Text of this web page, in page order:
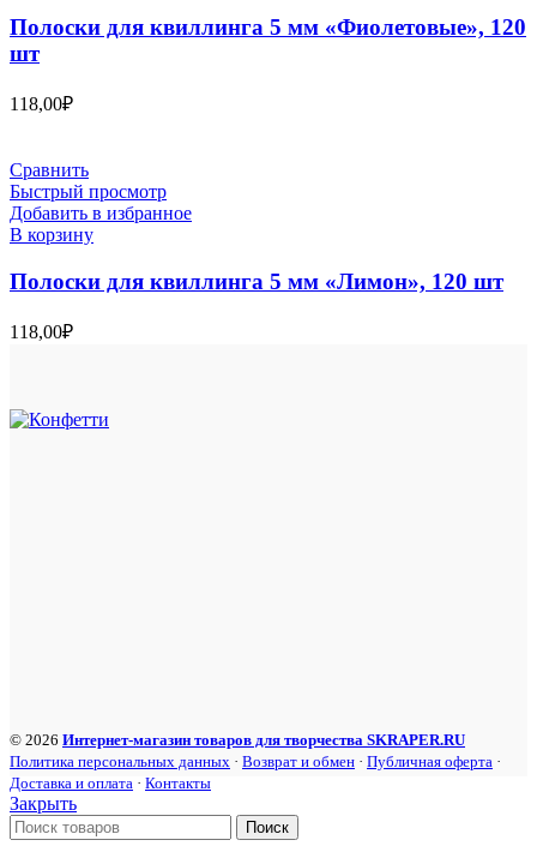
Полоски для квиллинга 5 мм «Фиолетовые», 120
шт
118,00₽
Сравнить
Быстрый просмотр
Добавить в избранное
В корзину
Полоски для квиллинга 5 мм «Лимон», 120 шт
118,00₽
© 2026 Интернет-магазин товаров для творчества SKRAPER.RU
Политика персональных данных · Возврат и обмен · Публичная оферта ·
Доставка и оплата · Контакты
Закрыть
Поиск